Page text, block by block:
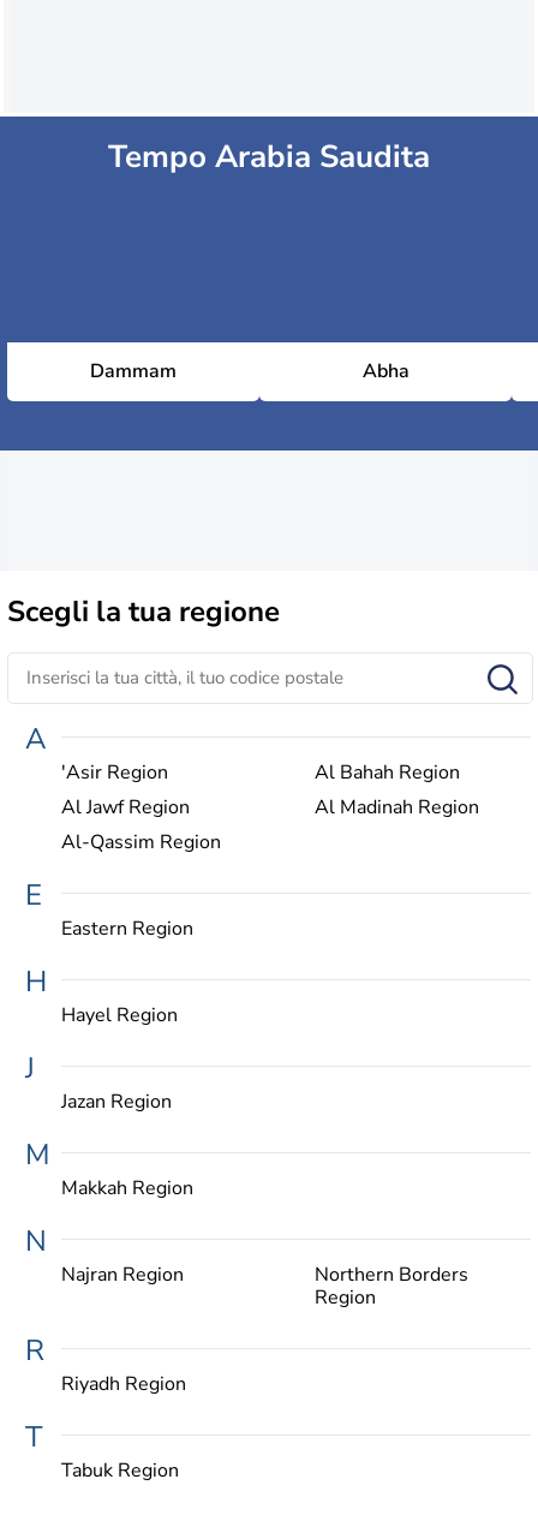
Tempo Arabia Saudita
Dammam Abha
Scegli la tua regione
A
'Asir Region
Al Bahah Region
Al Jawf Region
Al Madinah Region
Al-Qassim Region
E
Eastern Region
H
Hayel Region
J
Jazan Region
M
Makkah Region
N
Najran Region
Northern Borders
Region
R
Riyadh Region
T
Tabuk Region